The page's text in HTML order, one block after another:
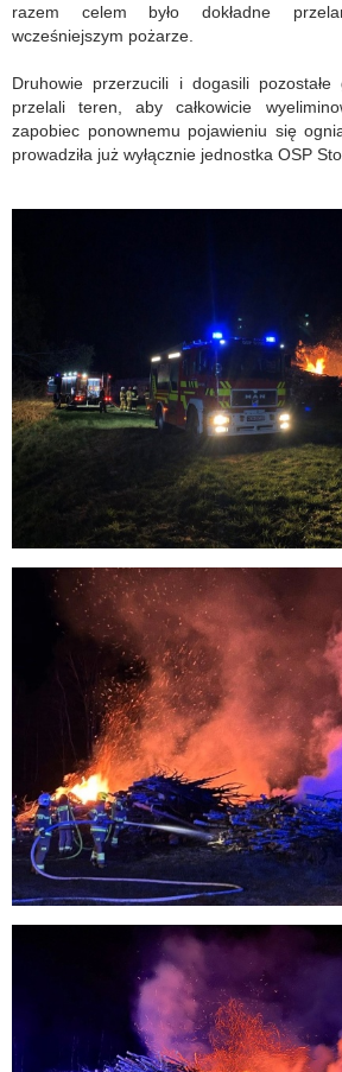
razem celem było dokładne
wcześniejszym pożarze.
Druhowie przerzucili i dogasili pozostałe
przelali teren, aby całkowicie
zapobiec ponownemu pojawieniu się
prowadziła już wyłącznie jednostka OSP